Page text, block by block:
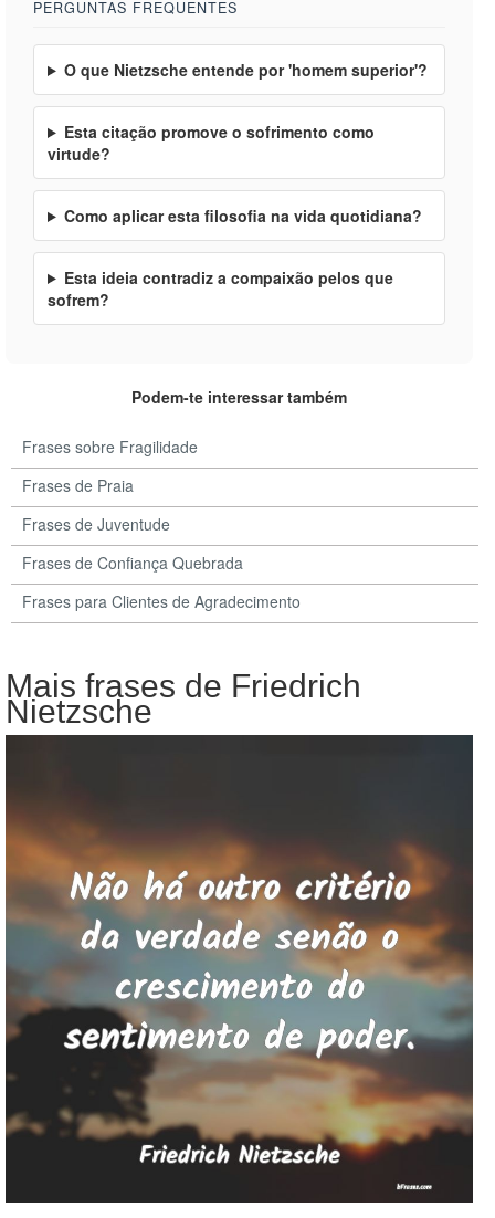
PERGUNTAS FREQUENTES
O que Nietzsche entende por 'homem superior'?
Esta citação promove o sofrimento como
virtude?
Como aplicar esta filosofia na vida quotidiana?
Esta ideia contradiz a compaixão pelos que
sofrem?
Podem-te interessar também
Frases sobre Fragilidade
Frases de Praia
Frases de Juventude
Frases de Confiança Quebrada
Frases para Clientes de Agradecimento
Mais frases de Friedrich
Nietzsche